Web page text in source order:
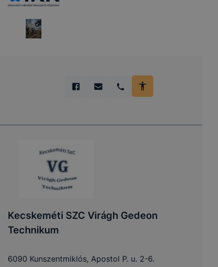
Kecskeméti SZC Virágh Gedeon
Technikum
6090 Kunszentmiklós, Apostol P. u. 2-6.